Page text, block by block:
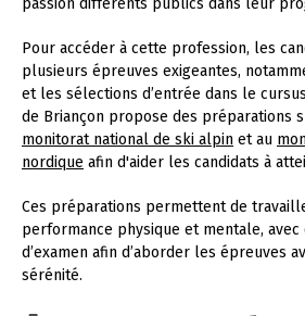
Pour accéder à cette profession, les
plusieurs épreuves exigeantes,
et les sélections d’entrée dans le
de Briançon propose des préparations
monitorat national de ski alpin et au
nordique afin d'aider les candidats à
Ces préparations permettent de
performance physique et mentale, avec
d’examen afin d’aborder les épreuves
sérénité.